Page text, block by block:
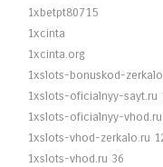
1xbetpt80715
1xcinta
1xcinta.org
1xslots-bonuskod-
1xslots-oficialnyy-sayt.ru
1xslots-oficialnyy-
1xslots-vhod-zerkalo.ru
1xslots-vhod.ru 36